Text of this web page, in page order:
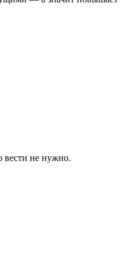
вести не нужно.